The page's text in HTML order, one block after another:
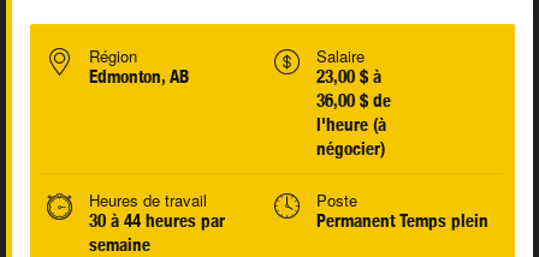
Région
Edmonton, AB
Salaire
23,00 $ à
36,00 $ de
l'heure (à
négocier)
Heures de travail
30 à 44 heures par
semaine
Poste
Permanent Temps plein